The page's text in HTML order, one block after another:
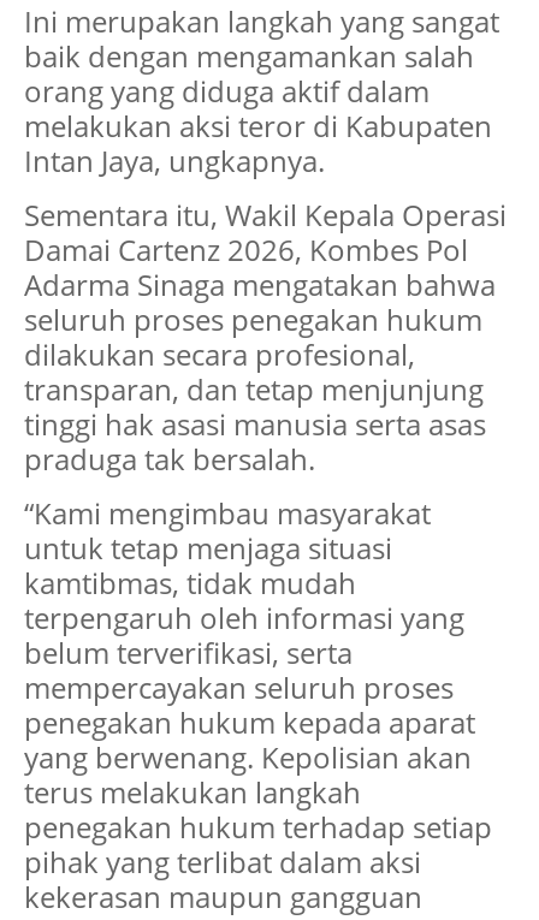
Ini merupakan langkah yang sangat
baik dengan mengamankan salah
orang yang diduga aktif dalam
melakukan aksi teror di Kabupaten
Intan Jaya, ungkapnya.
Sementara itu, Wakil Kepala Operasi
Damai Cartenz 2026, Kombes Pol
Adarma Sinaga mengatakan bahwa
seluruh proses penegakan hukum
dilakukan secara profesional,
transparan, dan tetap menjunjung
tinggi hak asasi manusia serta asas
praduga tak bersalah.
“Kami mengimbau masyarakat
untuk tetap menjaga situasi
kamtibmas, tidak mudah
terpengaruh oleh informasi yang
belum terverifikasi, serta
mempercayakan seluruh proses
penegakan hukum kepada aparat
yang berwenang. Kepolisian akan
terus melakukan langkah
penegakan hukum terhadap setiap
pihak yang terlibat dalam aksi
kekerasan maupun gangguan